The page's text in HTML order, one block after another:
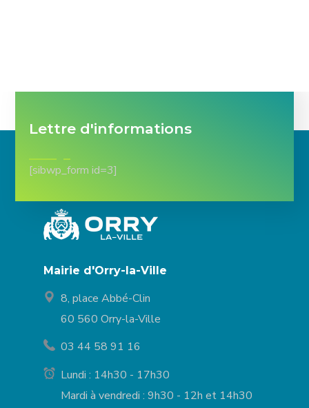
Lettre d'informations
[sibwp_form id=3]
Mairie d'Orry-la-Ville
8, place Abbé-Clin
60 560 Orry-la-Ville
03 44 58 91 16
Lundi : 14h30 - 17h30
Mardi à vendredi : 9h30 - 12h et 14h30